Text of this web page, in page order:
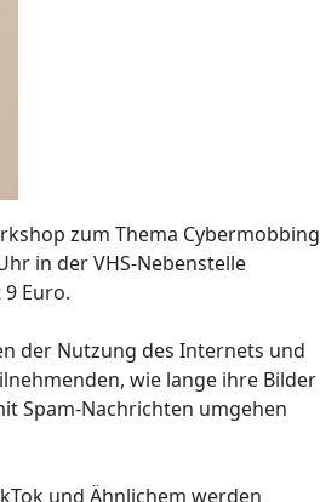
zum Thema Cybermobbing
in der VHS-Nebenstelle
Euro.
der Nutzung des Internets und
wie lange ihre Bilder
Spam-Nachrichten umgehen
und Ähnlichem werden